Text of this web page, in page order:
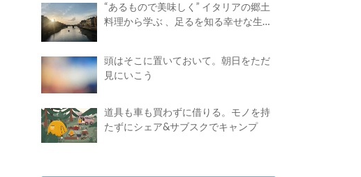
“あるもので美味しく” イタリアの郷土
料理から学ぶ 、足るを知る幸せな生き
頭はそこに置いておいて。朝日をただ
見にいこう
道具も車も買わずに借りる。モノを持
たずにシェア&サブスクでキャンプ